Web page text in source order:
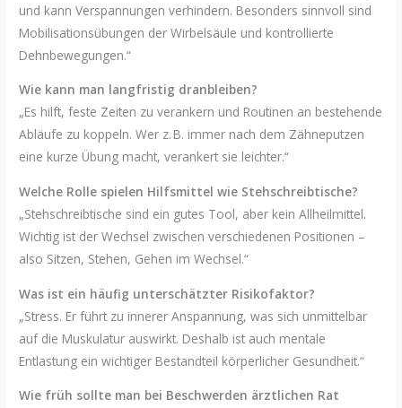
und kann Verspannungen verhindern. Besonders sinnvoll sind
Mobilisationsübungen der Wirbelsäule und kontrollierte
Dehnbewegungen.“
Wie kann man langfristig dranbleiben?
„Es hilft, feste Zeiten zu verankern und Routinen an bestehende
Abläufe zu koppeln. Wer z. B. immer nach dem Zähneputzen
eine kurze Übung macht, verankert sie leichter.“
Welche Rolle spielen Hilfsmittel wie Stehschreibtische?
„Stehschreibtische sind ein gutes Tool, aber kein Allheilmittel.
Wichtig ist der Wechsel zwischen verschiedenen Positionen –
also Sitzen, Stehen, Gehen im Wechsel.“
Was ist ein häufig unterschätzter Risikofaktor?
„Stress. Er führt zu innerer Anspannung, was sich unmittelbar
auf die Muskulatur auswirkt. Deshalb ist auch mentale
Entlastung ein wichtiger Bestandteil körperlicher Gesundheit.“
Wie früh sollte man bei Beschwerden ärztlichen Rat